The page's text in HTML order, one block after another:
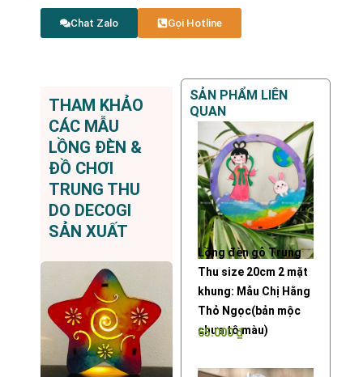
Chat Zalo Gọi Hotline
THAM KHẢO
CÁC MẪU
LỒNG ĐÈN &
ĐỒ CHƠI
TRUNG THU
DO DECOGI
SẢN XUẤT
SẢN PHẨM LIÊN
QUAN
Lồng đèn gỗ Trung
Thu size 20cm 2 mặt
khung: Mẫu Chị Hằng
Thỏ Ngọc(bản mộc
chưa tô màu)
65.000₫